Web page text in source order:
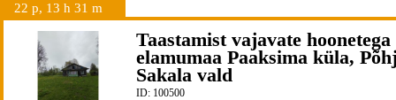
22 p, 13 h 31 m
Taastamist vajavate hoonetega
elamumaa Paaksima küla,
Sakala vald
ID: 100500